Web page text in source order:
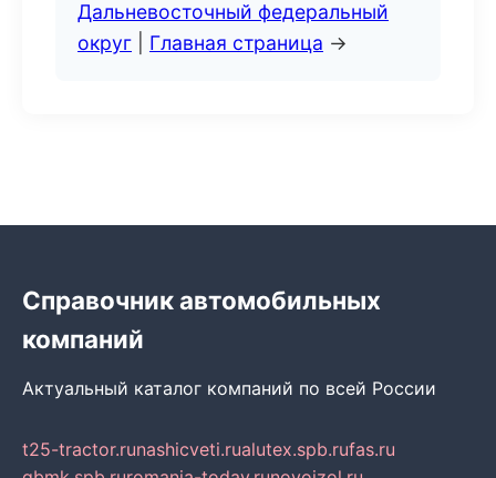
Дальневосточный федеральный
округ
Главная страница →
Справочник автомобильных
компаний
Актуальный каталог компаний по всей России
t25-tractor.runashicveti.rualutex.spb.rufas.ru